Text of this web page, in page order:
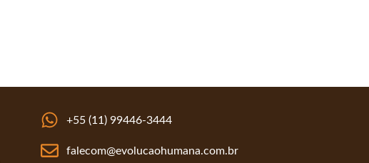
+55 (11) 99446-3444
falecom@evolucaohumana.com.br